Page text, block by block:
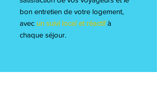
bon entretien de votre logement,
avec un suivi local et réactifà
chaque séjour.